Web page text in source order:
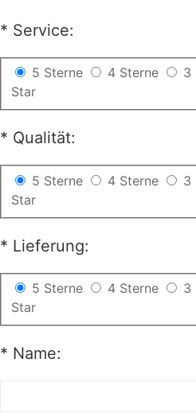
* Service:
5 Sterne 4 Sterne 3
Star
* Qualität:
5 Sterne 4 Sterne 3
Star
* Lieferung:
5 Sterne 4 Sterne 3
Star
* Name: